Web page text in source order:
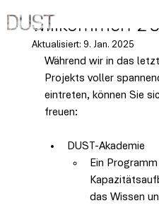
Willkommen
Aktualisiert: 9. Jan. 2025
Während wir in das
Projekts voller
eintreten, können Sie
freuen:
DUST-Akademie
Ein
das Wissen